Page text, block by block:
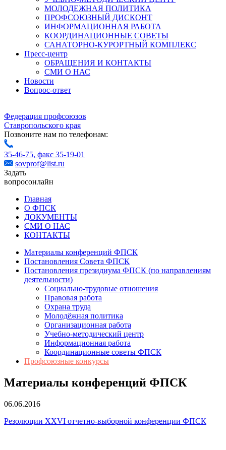
МОЛОДЕЖНАЯ ПОЛИТИКА
ПРОФСОЮЗНЫЙ ДИСКОНТ
ИНФОРМАЦИОННАЯ РАБОТА
КООРДИНАЦИОННЫЕ СОВЕТЫ
САНАТОРНО-КУРОРТНЫЙ КОМПЛЕКС
Пресс-центр
ОБРАЩЕНИЯ И КОНТАКТЫ
СМИ О НАС
Новости
Вопрос-ответ
Федерация профсоюзов
Ставропольского края
Позвоните нам по телефонам:
35-46-75, факс 35-19-01
sovprof@list.ru
Задать
вопросонлайн
Главная
О ФПСК
ДОКУМЕНТЫ
СМИ О НАС
КОНТАКТЫ
Материалы конференций ФПСК
Постановления Совета ФПСК
Постановления президиума ФПСК (по направлениям
деятельности)
Социально-трудовые отношения
Правовая работа
Охрана труда
Молодёжная политика
Организационная работа
Учебно-методический центр
Информационная работа
Координационные советы ФПСК
Профсоюзные конкурсы
Материалы конференций ФПСК
06.06.2016
Резолюции XXVI отчетно-выборной конференции ФПСК